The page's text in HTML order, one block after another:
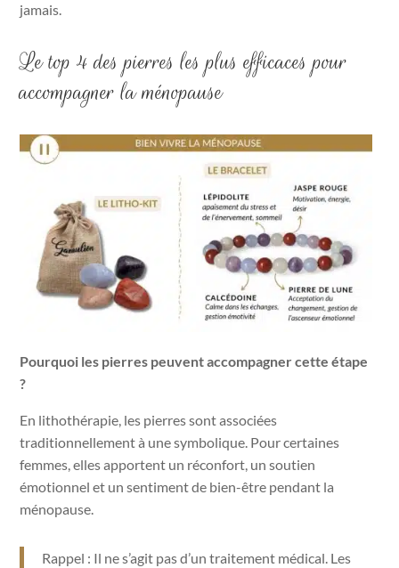
jamais.
Le top 4 des pierres les plus efficaces pour
accompagner la ménopause
Pourquoi les pierres peuvent accompagner cette étape
?
En lithothérapie, les pierres sont associées
traditionnellement à une symbolique. Pour certaines
femmes, elles apportent un réconfort, un soutien
émotionnel et un sentiment de bien-être pendant la
ménopause.
Rappel : Il ne s’agit pas d’un traitement médical. Les